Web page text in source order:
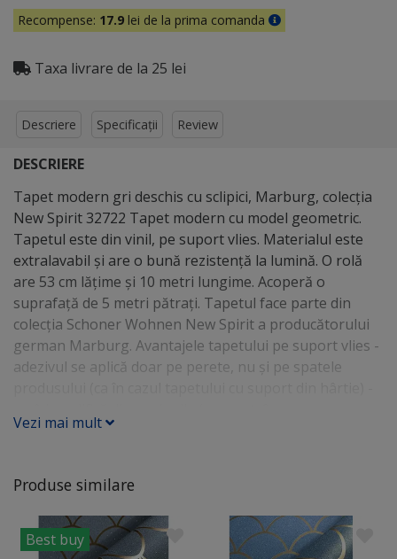
Recompense: 17.9 lei de la prima comanda
Taxa livrare de la 25 lei
Descriere Specificații Review
DESCRIERE
Tapet modern gri deschis cu sclipici, Marburg, colecţia
New Spirit 32722 Tapet modern cu model geometric.
Tapetul este din vinil, pe suport vlies. Materialul este
extralavabil şi are o bună rezistenţă la lumină. O rolă
are 53 cm lăţime şi 10 metri lungime. Acoperă o
suprafaţă de 5 metri pătraţi. Tapetul face parte din
colecţia Schoner Wohnen New Spirit a producătorului
german Marburg. Avantajele tapetului pe suport vlies -
adezivul se aplică doar pe perete, nu şi pe spatele
întinde) - se aplică uşor pentru că nu rămân bule de aer
Vezi mai mult
Produse similare
Best buy